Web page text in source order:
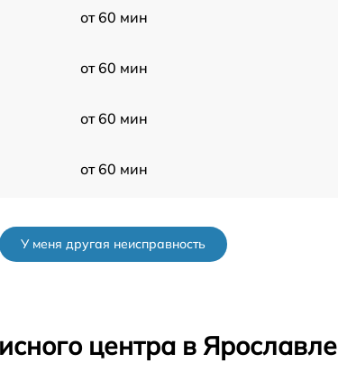
от 60 мин
от 60 мин
от 60 мин
от 60 мин
У меня другая неисправность
центра в Ярославле